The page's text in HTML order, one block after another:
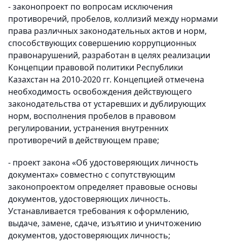
- законопроект по вопросам исключения
противоречий, пробелов, коллизий между нормами
права различных законодательных актов и норм,
способствующих совершению коррупционных
правонарушений, разработан в целях реализации
Концепции правовой политики Республики
Казахстан на 2010-2020 гг. Концепцией отмечена
необходимость освобождения действующего
законодательства от устаревших и дублирующих
норм, восполнения пробелов в правовом
регулировании, устранения внутренних
противоречий в действующем праве;
- проект закона «Об удостоверяющих личность
документах» совместно с сопутствующим
законопроектом определяет правовые основы
документов, удостоверяющих личность.
Устанавливается требования к оформлению,
выдаче, замене, сдаче, изъятию и уничтожению
документов, удостоверяющих личность;